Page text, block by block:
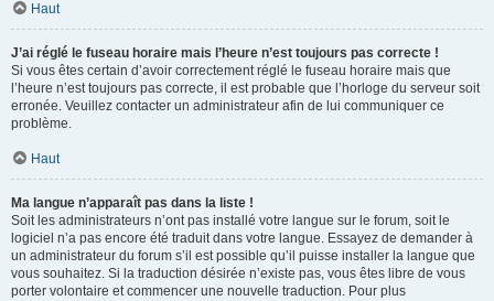
Haut
J’ai réglé le fuseau horaire mais l’heure n’est toujours pas correcte !
Si vous êtes certain d’avoir correctement réglé le fuseau horaire mais que
l’heure n’est toujours pas correcte, il est probable que l’horloge du serveur soit
erronée. Veuillez contacter un administrateur afin de lui communiquer ce
problème.
Haut
Ma langue n’apparaît pas dans la liste !
Soit les administrateurs n’ont pas installé votre langue sur le forum, soit le
logiciel n’a pas encore été traduit dans votre langue. Essayez de demander à
un administrateur du forum s’il est possible qu’il puisse installer la langue que
vous souhaitez. Si la traduction désirée n’existe pas, vous êtes libre de vous
porter volontaire et commencer une nouvelle traduction. Pour plus